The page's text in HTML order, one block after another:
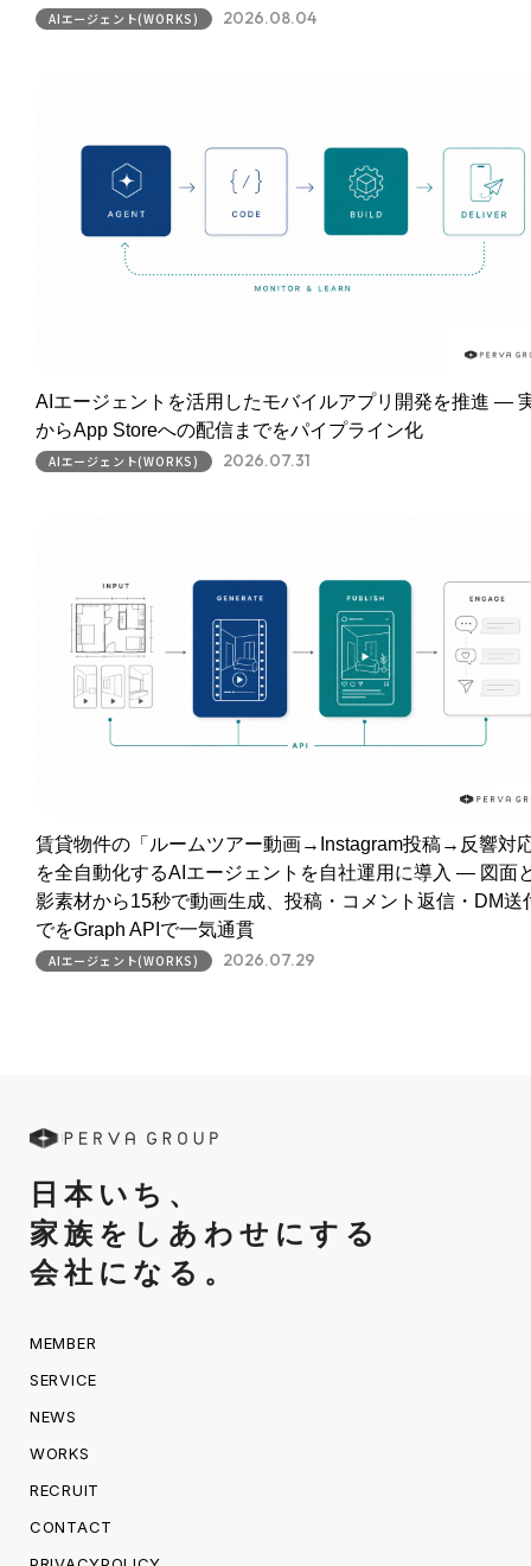
AIエージェント(WORKS) 2026.08.04
AIエージェントを活用したモバイルアプリ開発を推進 ―
からApp Storeへの配信までをパイプライン化
AIエージェント(WORKS) 2026.07.31
賃貸物件の「ルームツアー動画→Instagram投稿→反響対
を全自動化するAIエージェントを自社運用に導入 ― 図面
影素材から15秒で動画生成、投稿・コメント返信・DM送
でをGraph APIで一気通貫
AIエージェント(WORKS) 2026.07.29
日本いち、
家族をしあわせにする
会社になる。
MEMBER
SERVICE
NEWS
WORKS
RECRUIT
CONTACT